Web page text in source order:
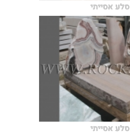
סלע אסייתי
סלע אסייתי